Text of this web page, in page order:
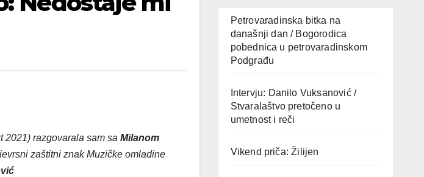
2021) razgovarala sam sa Milanom
zaštitni znak Muzičke omladine
Petrovaradinska bitka na
današnji dan / Bogorodica
pobednica u petrovaradinskom
Podgrađu
Intervju: Danilo Vuksanović /
Stvaralaštvo pretočeno u
umetnost i reči
Vikend priča: Žilijen